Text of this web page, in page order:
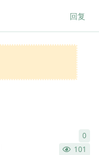
回复
101
0